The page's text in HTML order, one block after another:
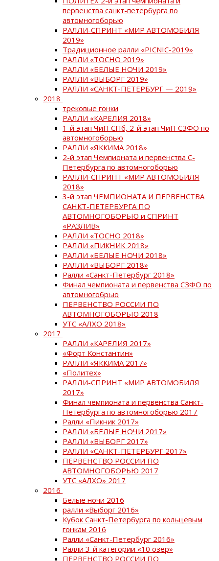
первенства санкт-петербурга по
автомногоборью
РАЛЛИ-СПРИНТ «МИР АВТОМОБИЛЯ
2019»
Традиционное ралли «PICNIC-2019»
РАЛЛИ «ТОСНО 2019»
РАЛЛИ «БЕЛЫЕ НОЧИ 2019»
РАЛЛИ «ВЫБОРГ 2019»
РАЛЛИ «САНКТ-ПЕТЕРБУРГ — 2019»
2018
трековые гонки
РАЛЛИ «КАРЕЛИЯ 2018»
1-й этап ЧиП СПб, 2-й этап ЧиП СЗФО по
автомногоборью
РАЛЛИ «ЯККИМА 2018»
2-й этап Чемпионата и первенства С-
Петербурга по автомногоборью
РАЛЛИ-СПРИНТ «МИР АВТОМОБИЛЯ
2018»
3-й этап ЧЕМПИОНАТА И ПЕРВЕНСТВА
САНКТ-ПЕТЕРБУРГА ПО
АВТОМНОГОБОРЬЮ и СПРИНТ
«РАЗЛИВ»
РАЛЛИ «ТОСНО 2018»
РАЛЛИ «ПИКНИК 2018»
РАЛЛИ «БЕЛЫЕ НОЧИ 2018»
РАЛЛИ «ВЫБОРГ 2018»
Ралли «Санкт-Петербург 2018»
Финал чемпионата и первенства СЗФО по
автомногобрью
ПЕРВЕНСТВО РОССИИ ПО
АВТОМНОГОБОРЬЮ 2018
УТС «АЛХО 2018»
2017
РАЛЛИ «КАРЕЛИЯ 2017»
«Форт Константин»
РАЛЛИ «ЯККИМА 2017»
«Политех»
РАЛЛИ-СПРИНТ «МИР АВТОМОБИЛЯ
2017»
Финал чемпионата и первенства Санкт-
Петербурга по автомногоборью 2017
Ралли «Пикник 2017»
РАЛЛИ «БЕЛЫЕ НОЧИ 2017»
РАЛЛИ «ВЫБОРГ 2017»
РАЛЛИ «САНКТ-ПЕТЕРБУРГ 2017»
ПЕРВЕНСТВО РОССИИ ПО
АВТОМНОГОБОРЬЮ 2017
УТС «АЛХО» 2017
2016
Белые ночи 2016
ралли «Выборг 2016»
Кубок Санкт-Петербурга по кольцевым
гонкам 2016
Ралли «Санкт-Петербург 2016»
Ралли 3-й категории «10 озер»
ПЕРВЕНСТВО РОССИИ ПО